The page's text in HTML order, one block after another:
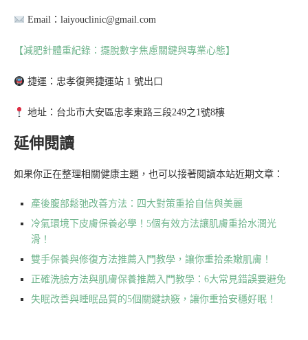
Email：laiyouclinic@gmail.com
【減肥針體重紀錄：擺脫數字焦慮關鍵與專業心態】
捷運：忠孝復興捷運站 1 號出口
地址：台北市大安區忠孝東路三段249之1號8樓
延伸閱讀
如果你正在整理相關健康主題，也可以接著閱讀本站近期文章：
產後腹部鬆弛改善方法：四大對策重拾自信與美麗
冷氣環境下皮膚保養必學！5個有效方法讓肌膚重拾水潤光
滑！
雙手保養與修復方法推薦入門教學，讓你重拾柔嫩肌膚！
正確洗臉方法與肌膚保養推薦入門教學：6大常見錯誤要避免
失眠改善與睡眠品質的5個關鍵訣竅，讓你重拾安穩好眠！